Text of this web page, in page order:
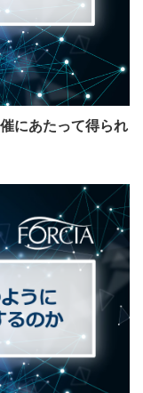
にあたって得られ